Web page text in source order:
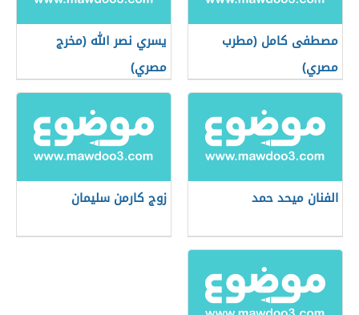
مصطفى كامل (مطرب
مصري)
يسري نصر الله (مخرج
مصري)
الفنان ميحد حمد زوج كارمن سليمان